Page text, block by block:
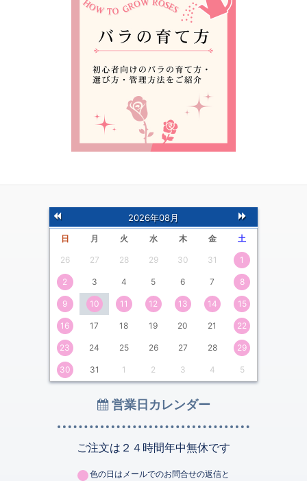
前
の月
次
の月
2026年08月
日 月 火 水 木 金 土
26 27 28 29 30 31 1
2 3 4 5 6 7 8
9 10 11 12 13 14 15
16 17 18 19 20 21 22
23 24 25 26 27 28 29
30 31 1 2 3 4 5
営業日カレンダー
ご注文は２４時間年中無休です
色の日はメールでのお問合せの返信と